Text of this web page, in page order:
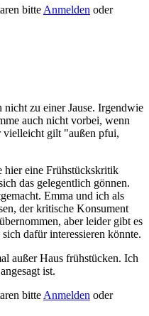
bitte Anmelden oder
zu einer Jause. Irgendwie
auch nicht vorbei, wenn
gilt "außen pfui,
hier eine Frühstückskritik
das gelegentlich gönnen.
Emma und ich als
der kritische Konsument
aber leider gibt es
dafür interessieren könnte.
außer Haus frühstücken. Ich
ist.
bitte Anmelden oder